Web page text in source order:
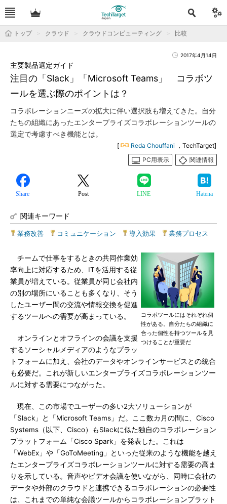
トップ クラウド クラウドコンピューティング 比較
2017年4月14日
注目の「Slack」「Microsoft Teams」 コラボツ
ールを選ぶ際のポイントは？
主要製品選定ガイド
コラボレーションニーズの拡大に伴い選択肢も増えてきた。自分
たちの組織にあったエンタープライズコラボレーションツールの
選定で考慮すべき機能とは。
[ Reda Chouffani ，TechTarget]
PC用表示
関連情報
Share Post LINE Hatena
関連キーワード
業務改善 コミュニケーション 導入効果 業務プロセス
コラボツールにはそれぞれ個
性がある。自分たちの組織に
合った個性を持つツールを見
つけることが重要だ
チームで仕事をするときの共同作業効
率向上に対応するため、ITを活用する従
業員が増えている。従業員が同じ会社内
の別の場所にいることも多くなり、そう
したユーザー間の交流や情報交換を促進
するツールへの需要が高まっている。
オンラインとオフラインの会議を支援
するソーシャルメディアのようなプラッ
トフォームに加え、会社のデータやオンラインサービスとの統合
も必要だ。これが新しいエンタープライズコラボレーションツー
ルに対する需要につながった。
現在、この市場でユーザーの多い2大ソリューションが
「Slack」と「Microsoft Teams」だ。ここ数カ月の間に、Cisco
Systems（以下、Cisco）もSlackに似た独自のコラボレーション
プラットフォーム「Cisco Spark」を発表した。これは
「WebEx」や「GoToMeeting」といった従来のような機能を越え
たエンタープライズコラボレーションツールに対する需要の高ま
りを示している。音声やビデオ会議を使いながら、同時に会社の
データや外部のクラウドと連携できるコラボレーションの必要性
は、これまでの単純な会議ツールからコラボレーションプラット